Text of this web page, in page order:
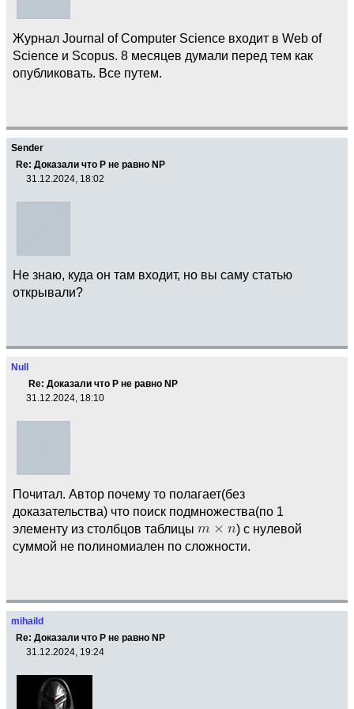
Журнал Journal of Computer Science входит в Web of
Science и Scopus. 8 месяцев думали перед тем как
опубликовать. Все путем.
Sender
Re: Доказали что Р не равно NP
31.12.2024, 18:02
Не знаю, куда он там входит, но вы саму статью
открывали?
Null
Re: Доказали что Р не равно NP
31.12.2024, 18:10
Почитал. Автор почему то полагает(без
доказательства) что поиск подмножества(по 1
элементу из столбцов таблицы
) с нулевой
суммой не полиномиален по сложности.
mihaild
Re: Доказали что Р не равно NP
31.12.2024, 19:24